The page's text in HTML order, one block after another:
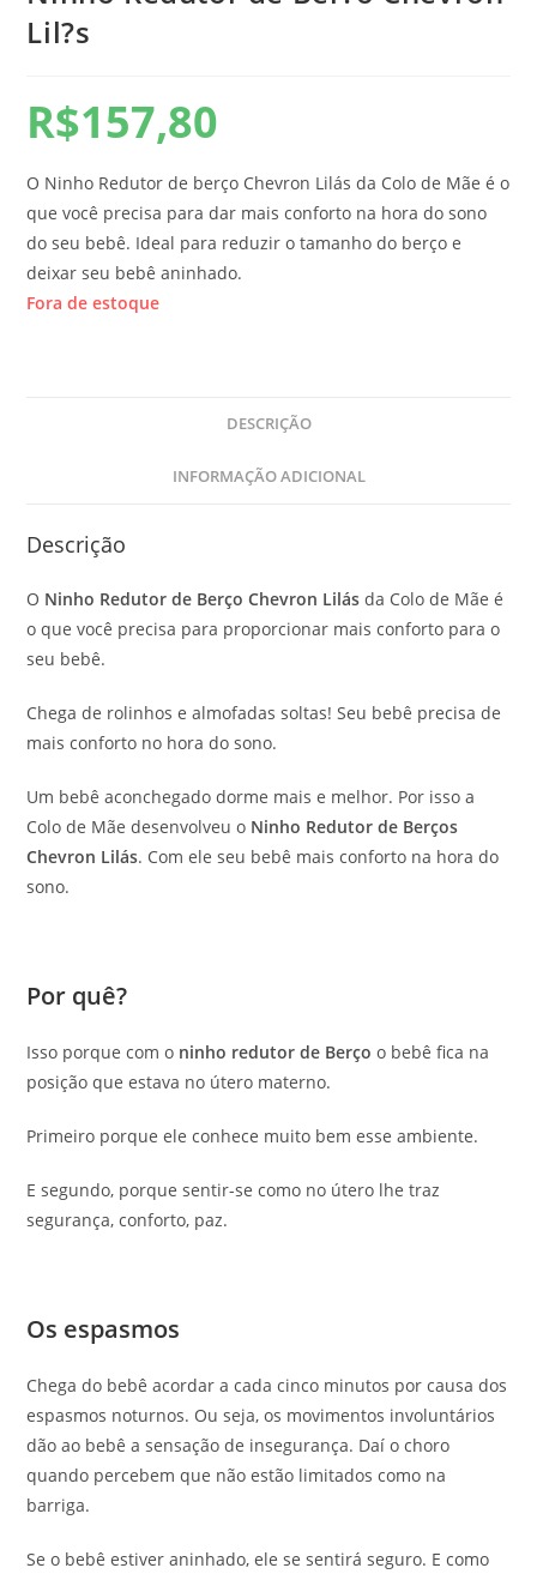
Lil?s
R$157,80
O Ninho Redutor de berço Chevron Lilás da Colo de Mãe é o
que você precisa para dar mais conforto na hora do sono
do seu bebê. Ideal para reduzir o tamanho do berço e
deixar seu bebê aninhado.
Fora de estoque
DESCRIÇÃO
INFORMAÇÃO ADICIONAL
Descrição
O Ninho Redutor de Berço Chevron Lilásda Colo de Mãe é
o que você precisa para proporcionar mais conforto para o
seu bebê.
Chega de rolinhos e almofadas soltas! Seu bebê precisa de
mais conforto no hora do sono.
Um bebê aconchegado dorme mais e melhor. Por isso a
Colo de Mãe desenvolveu o Ninho Redutor de Berços
Chevron Lilás. Com ele seu bebê mais conforto na hora do
sono.
Por quê?
Isso porque com o ninho redutor de Berço o bebê fica na
posição que estava no útero materno.
Primeiro porque ele conhece muito bem esse ambiente.
E segundo, porque sentir-se como no útero lhe traz
segurança, conforto, paz.
Os espasmos
Chega do bebê acordar a cada cinco minutos por causa dos
espasmos noturnos. Ou seja, os movimentos involuntários
dão ao bebê a sensação de insegurança. Daí o choro
quando percebem que não estão limitados como na
barriga.
Se o bebê estiver aninhado, ele se sentirá seguro. E como